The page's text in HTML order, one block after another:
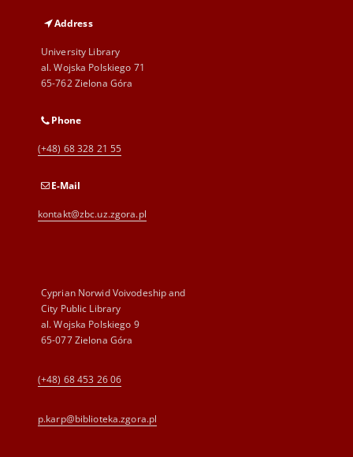
Address
University Library
al. Wojska Polskiego 71
65-762 Zielona Góra
Phone
(+48) 68 328 21 55
E-Mail
kontakt@zbc.uz.zgora.pl
Cyprian Norwid Voivodeship and
City Public Library
al. Wojska Polskiego 9
65-077 Zielona Góra
(+48) 68 453 26 06
p.karp@biblioteka.zgora.pl